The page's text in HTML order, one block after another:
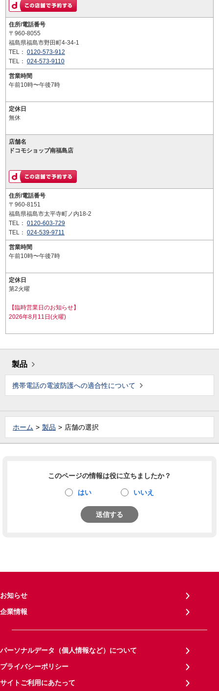
住所/電話番号
〒960-8055
福島県福島市野田町4-34-1
TEL： 0120-573-912
TEL： 024-573-9110
営業時間
午前10時〜午後7時
定休日
無休
店舗名
ドコモショップ南福島店
住所/電話番号
〒960-8151
福島県福島市太平寺町ノ内18-2
TEL： 0120-603-729
TEL： 024-539-9711
営業時間
午前10時〜午後7時
定休日
第2火曜
【臨時営業日のお知らせ】
2026年8月11日(火曜)
製品
携帯電話の電波防護への適合性について
ホーム 製品 店舗の選択
このページの情報は役に立ちましたか？
はい いいえ
送信する
お知らせ
企業情報
パーソナルデータ（個人情報など）について
プライバシーポリシー
サイトご利用にあたって